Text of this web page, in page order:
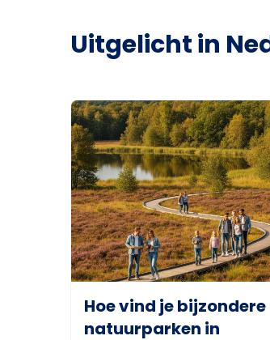
Uitgelicht in
Hoe vind je bijzondere
natuurparken in